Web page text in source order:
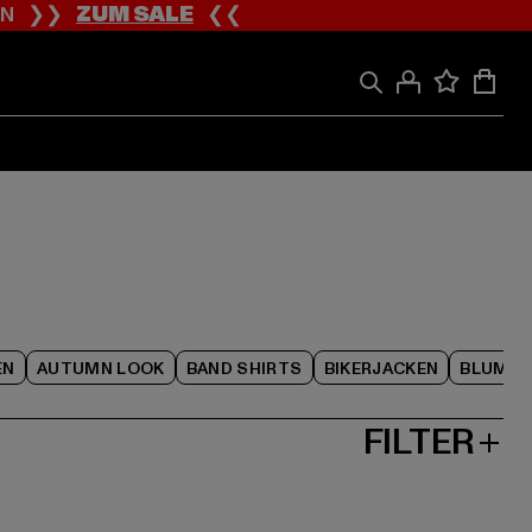
❯❯ZUM SALE❮❮
AUTUMN LOOK BAND SHIRTS BIKERJACKEN
FILTER